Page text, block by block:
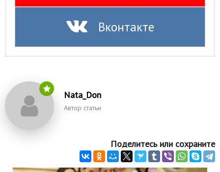
Вконтакте
Nata_Don
Автор статьи
Поделитесь или сохраните